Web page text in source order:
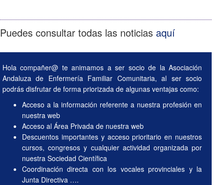
Puedes consultar todas las noticias aquí
Hola compañer@ te animamos a ser socio de la Asociación
Andaluza de Enfermería Familiar Comunitaria, al ser socio
podrás disfrutar de forma priorizada de algunas ventajas como:
Acceso a la información referente a nuestra profesión en
nuestra web
Acceso al Área Privada de nuestra web
Descuentos importantes y acceso prioritario en nuestros
cursos, congresos y cualquier actividad organizada por
nuestra Sociedad Científica
Coordinación directa con los vocales provinciales y la
Junta Directiva ….